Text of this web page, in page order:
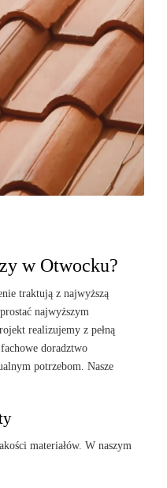
w Otwocku?
traktują z najwyższą
najwyższym
realizujemy z pełną
doradztwo
potrzebom. Nasze
materiałów. W naszym